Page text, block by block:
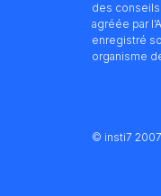
des
agréée par
enregistré
organisme
© insti7